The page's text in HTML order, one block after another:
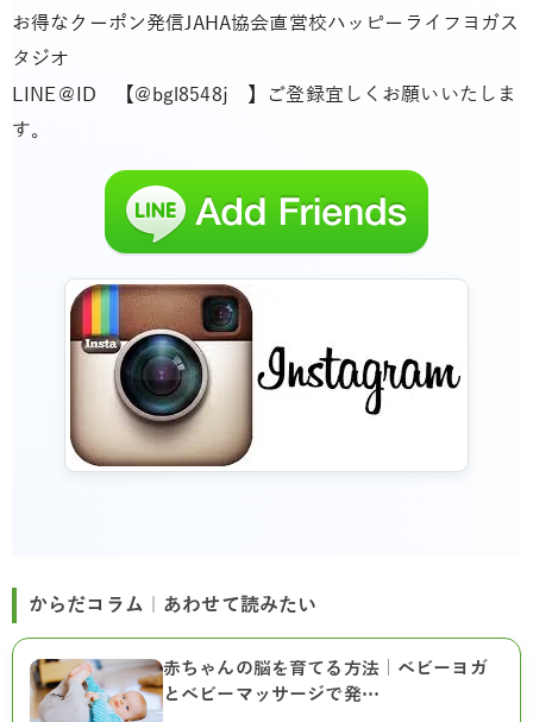
お得なクーポン発信JAHA協会直営校ハッピーライフヨガス
タジオ
LINE＠ID 【@bgl8548j 】ご登録宜しくお願いいたしま
す。
からだコラム｜あわせて読みたい
赤ちゃんの脳を育てる方法｜ベビーヨガ
とベビーマッサージで発…